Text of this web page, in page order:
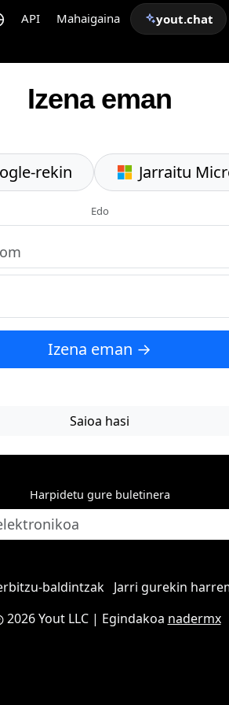
API Mahaigaina yout.chat
Izena eman
rekin Jarraitu
Edo
Izena eman →
Saioa hasi
Harpidetu gure buletinera
baldintzak Jarri gurekin
2026 Yout LLC| Egindakoa nadermx